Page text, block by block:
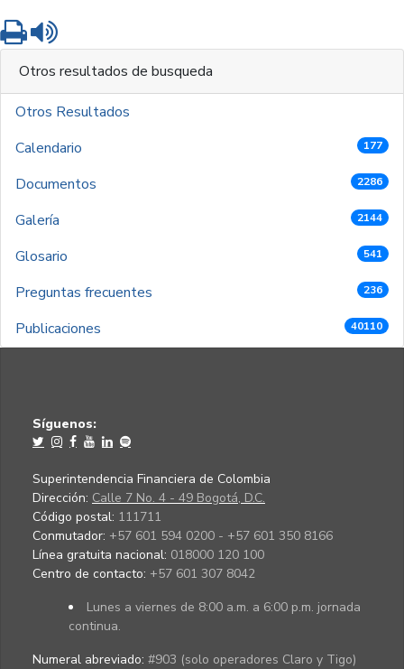
Imprimir
Otros resultados de busqueda
Otros Resultados
Calendario
177
Documentos 2286
Galería 2144
Glosario 541
Preguntas frecuentes 236
Publicaciones 40110
Síguenos:
Superintendencia Financiera de Colombia
Dirección: Calle 7 No. 4 - 49 Bogotá, D.C.
Código postal: 111711
Conmutador: +57 601 594 0200 - +57 601 350 8166
Línea gratuita nacional: 018000 120 100
Centro de contacto: +57 601 307 8042
Lunes a viernes de 8:00 a.m. a 6:00 p.m. jornada
continua.
Numeral abreviado: #903 (solo operadores Claro y Tigo)